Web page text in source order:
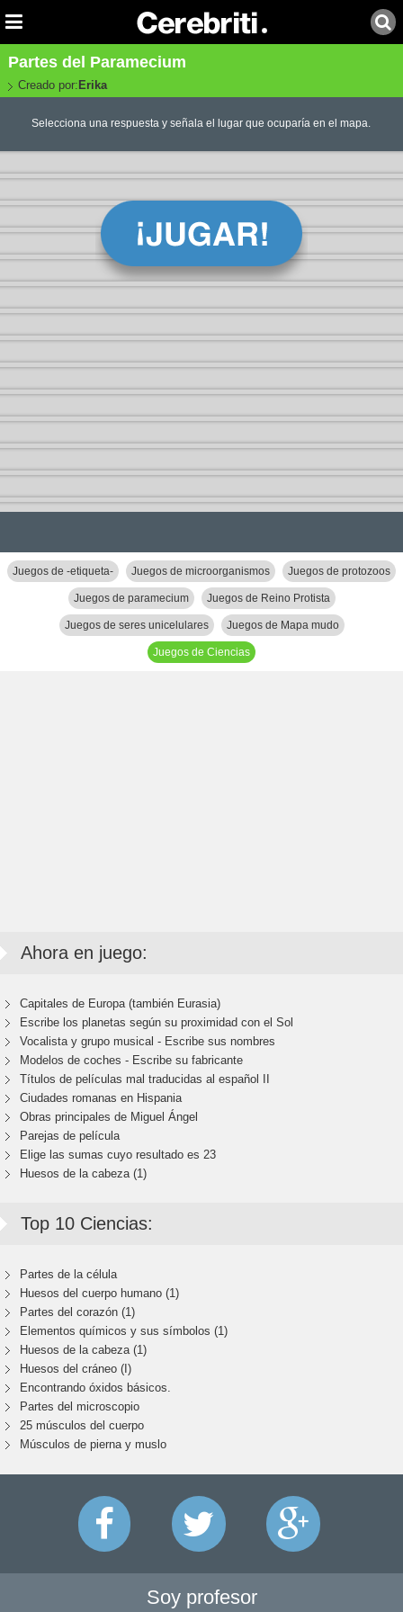
Partes del Paramecium
Creado por: Erika
Selecciona una respuesta y señala el lugar que ocuparía en el mapa.
Juegos de -etiqueta- Juegos de microorganismos Juegos de protozoos
Juegos de paramecium Juegos de Reino Protista
Juegos de seres unicelulares Juegos de Mapa mudo
Juegos de Ciencias
Ahora en juego:
Capitales de Europa (también Eurasia)
Escribe los planetas según su proximidad con el Sol
Vocalista y grupo musical - Escribe sus nombres
Modelos de coches - Escribe su fabricante
Títulos de películas mal traducidas al español II
Ciudades romanas en Hispania
Obras principales de Miguel Ángel
Parejas de película
Elige las sumas cuyo resultado es 23
Huesos de la cabeza (1)
Top 10 Ciencias:
Partes de la célula
Huesos del cuerpo humano (1)
Partes del corazón (1)
Elementos químicos y sus símbolos (1)
Huesos de la cabeza (1)
Huesos del cráneo (I)
Encontrando óxidos básicos.
Partes del microscopio
25 músculos del cuerpo
Músculos de pierna y muslo
Soy profesor